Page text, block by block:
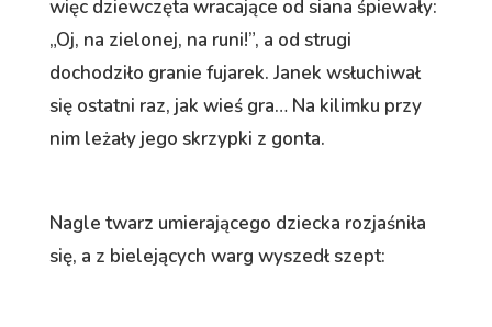
więc dziewczęta wracające od siana śpiewały:
„Oj, na zielonej, na runi!”, a od strugi
dochodziło granie fujarek. Janek wsłuchiwał
się ostatni raz, jak wieś gra… Na kilimku przy
nim leżały jego skrzypki z gonta.
Nagle twarz umierającego dziecka rozjaśniła
się, a z bielejących warg wyszedł szept: